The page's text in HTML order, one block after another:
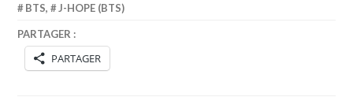
BTS, J-HOPE (BTS)
PARTAGER :
PARTAGER